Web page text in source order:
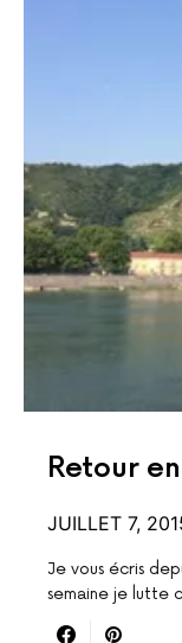
Retour
JUILLET 7,
Je vous écris
semaine je lutte